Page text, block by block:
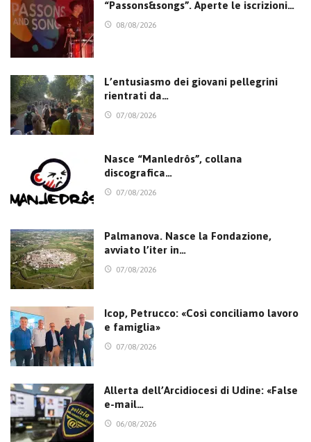
“Passons&songs”. Aperte le iscrizioni…
08/08/2026
L’entusiasmo dei giovani pellegrini
rientrati da…
07/08/2026
Nasce “Manledrôs”, collana
discografica…
07/08/2026
Palmanova. Nasce la Fondazione,
avviato l’iter in…
07/08/2026
Icop, Petrucco: «Così conciliamo lavoro
e famiglia»
07/08/2026
Allerta dell’Arcidiocesi di Udine: «False
e-mail…
06/08/2026